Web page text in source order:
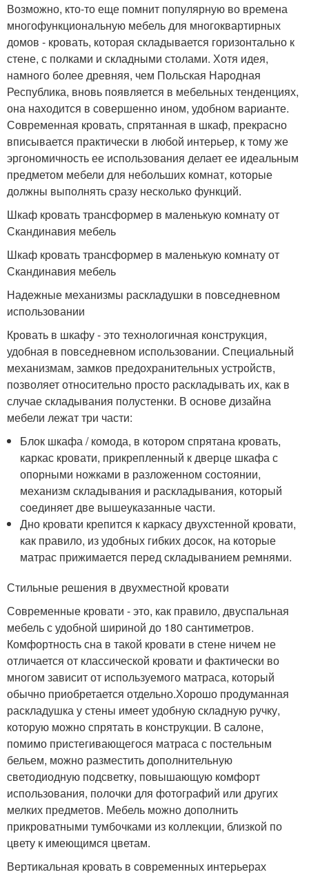
Возможно, кто-то еще помнит популярную во времена
многофункциональную мебель для многоквартирных
домов - кровать, которая складывается горизонтально к
стене, с полками и складными столами. Хотя идея,
намного более древняя, чем Польская Народная
Республика, вновь появляется в мебельных тенденциях,
она находится в совершенно ином, удобном варианте.
Современная кровать, спрятанная в шкаф, прекрасно
вписывается практически в любой интерьер, к тому же
эргономичность ее использования делает ее идеальным
предметом мебели для небольших комнат, которые
должны выполнять сразу несколько функций.
Шкаф кровать трансформер в маленькую комнату от
Скандинавия мебель
Шкаф кровать трансформер в маленькую комнату от
Скандинавия мебель
Надежные механизмы раскладушки в повседневном
использовании
Кровать в шкафу - это технологичная конструкция,
удобная в повседневном использовании. Специальный
механизмам, замков предохранительных устройств,
позволяет относительно просто раскладывать их, как в
случае складывания полустенки. В основе дизайна
мебели лежат три части:
Блок шкафа / комода, в котором спрятана кровать,
каркас кровати, прикрепленный к дверце шкафа с
опорными ножками в разложенном состоянии,
механизм складывания и раскладывания, который
соединяет две вышеуказанные части.
Дно кровати крепится к каркасу двухстенной кровати,
как правило, из удобных гибких досок, на которые
матрас прижимается перед складыванием ремнями.
Стильные решения в двухместной кровати
Современные кровати - это, как правило, двуспальная
мебель с удобной шириной до 180 сантиметров.
Комфортность сна в такой кровати в стене ничем не
отличается от классической кровати и фактически во
многом зависит от используемого матраса, который
обычно приобретается отдельно.Хорошо продуманная
раскладушка у стены имеет удобную складную ручку,
которую можно спрятать в конструкции. В салоне,
помимо пристегивающегося матраса с постельным
бельем, можно разместить дополнительную
светодиодную подсветку, повышающую комфорт
использования, полочки для фотографий или других
мелких предметов. Мебель можно дополнить
прикроватными тумбочками из коллекции, близкой по
цвету к имеющимся цветам.
Вертикальная кровать в современных интерьерах